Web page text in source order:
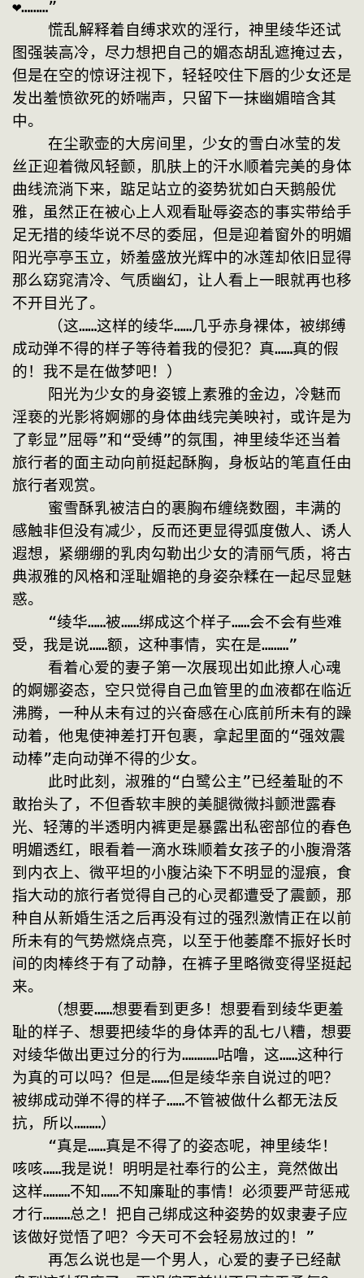
❤………”
图强装高冷，尽力想把自己的媚态胡乱遮掩过去，
但是在空的惊讶注视下，轻轻咬住下唇的少女还是
发出羞愤欲死的娇喘声，只留下一抹幽媚暗含其
中。
丝正迎着微风轻颤，肌肤上的汗水顺着完美的身体
曲线流淌下来，踮足站立的姿势犹如白天鹅般优
雅，虽然正在被心上人观看耻辱姿态的事实带给手
足无措的绫华说不尽的委屈，但是迎着窗外的明媚
阳光亭亭玉立，娇羞盛放光辉中的冰莲却依旧显得
那么窈窕清冷、气质幽幻，让人看上一眼就再也移
不开目光了。
成动弹不得的样子等待着我的侵犯？真……真的假
的！我不是在做梦吧！）
淫亵的光影将婀娜的身体曲线完美映衬，或许是为
了彰显”屈辱”和“受缚”的氛围，神里绫华还当着
旅行者的面主动向前挺起酥胸，身板站的笔直任由
旅行者观赏。
感触非但没有减少，反而还更显得弧度傲人、诱人
遐想，紧绷绷的乳肉勾勒出少女的清丽气质，将古
典淑雅的风格和淫耻媚艳的身姿杂糅在一起尽显魅
惑。
受，我是说……额，这种事情，实在是………”
的婀娜姿态，空只觉得自己血管里的血液都在临近
沸腾，一种从未有过的兴奋感在心底前所未有的躁
动着，他鬼使神差打开包裹，拿起里面的“强效震
动棒”走向动弹不得的少女。
敢抬头了，不但香软丰腴的美腿微微抖颤泄露春
光、轻薄的半透明内裤更是暴露出私密部位的春色
明媚透红，眼看着一滴水珠顺着女孩子的小腹滑落
到内衣上、微平坦的小腹沾染下不明显的湿痕，食
指大动的旅行者觉得自己的心灵都遭受了震颤，那
种自从新婚生活之后再没有过的强烈激情正在以前
所未有的气势燃烧点亮，以至于他萎靡不振好长时
间的肉棒终于有了动静，在裤子里略微变得坚挺起
来。
耻的样子、想要把绫华的身体弄的乱七八糟，想要
对绫华做出更过分的行为…………咕噜，这……这种行
为真的可以吗？但是……但是绫华亲自说过的吧？
被绑成动弹不得的样子……不管被做什么都无法反
抗，所以………）
咳咳……我是说！明明是社奉行的公主，竟然做出
这样………不知……不知廉耻的事情！必须要严苛惩戒
才行………总之！把自己绑成这种姿势的奴隶妻子应
该做好觉悟了吧？今天可不会轻易放过的！”